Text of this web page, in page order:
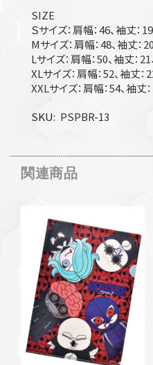
SIZE
Ｓサイズ：肩幅：46、袖丈：
Mサイズ：肩幅：48、袖丈：
Lサイズ：肩幅：50、袖丈：
XLサイズ：肩幅：52、袖丈：
XXLサイズ：肩幅：54、袖丈
SKU
PSPBR-13
関連商品